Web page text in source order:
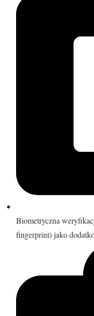
Biometryczna
fingerprint) jako